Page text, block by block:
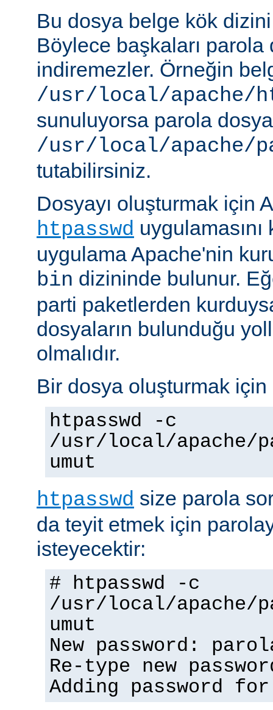
Bu dosya belge kök dizini
Böylece başkaları parola
indiremezler. Örneğin
/usr/local/apache/
sunuluyorsa parola
/usr/local/apache/
tutabilirsiniz.
Dosyayı oluşturmak için
htpasswd
uygulama Apache'nin
bin dizininde bulunur.
parti paketlerden
dosyaların bulunduğu
olmalıdır.
Bir dosya oluşturmak için
htpasswd -c
/usr/local/apache/
umut
htpasswd size parola
da teyit etmek için
isteyecektir:
# htpasswd -c
/usr/local/apache/
umut
New password:
Re-type new
Adding password